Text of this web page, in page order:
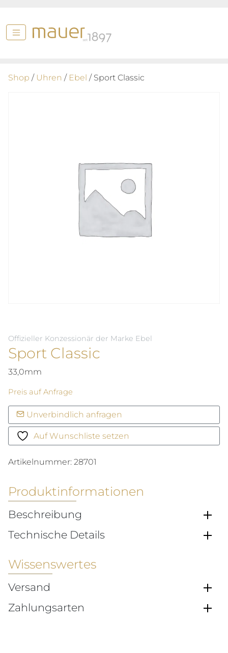
Shop / Uhren / Ebel / Sport Classic
Offizieller Konzessionär der Marke Ebel
Sport Classic
33,0mm
Preis auf Anfrage
Unverbindlich anfragen
Auf Wunschliste setzen
Artikelnummer: 28701
Produktinformationen
Beschreibung
Technische Details
Wissenswertes
Versand
Zahlungsarten